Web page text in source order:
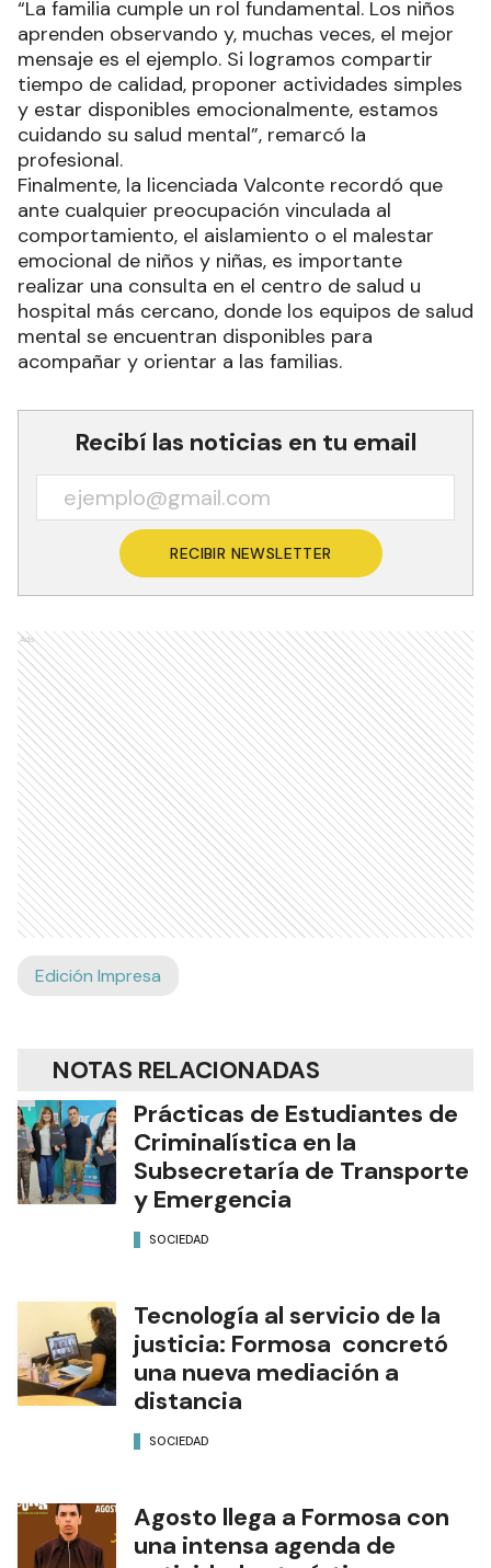
“La familia cumple un rol fundamental. Los niños
aprenden observando y, muchas veces, el mejor
mensaje es el ejemplo. Si logramos compartir
tiempo de calidad, proponer actividades simples
y estar disponibles emocionalmente, estamos
cuidando su salud mental”, remarcó la
profesional.
Finalmente, la licenciada Valconte recordó que
ante cualquier preocupación vinculada al
comportamiento, el aislamiento o el malestar
emocional de niños y niñas, es importante
realizar una consulta en el centro de salud u
hospital más cercano, donde los equipos de salud
mental se encuentran disponibles para
acompañar y orientar a las familias.
Recibí las noticias en tu email
RECIBIR NEWSLETTER
Ads
Edición Impresa
NOTAS RELACIONADAS
Prácticas de Estudiantes de
Criminalística en la
Subsecretaría de Transporte
y Emergencia
SOCIEDAD
Tecnología al servicio de la
justicia: Formosa concretó
una nueva mediación a
distancia
SOCIEDAD
Agosto llega a Formosa con
una intensa agenda de